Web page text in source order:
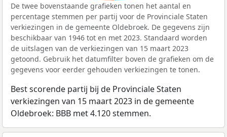
De twee bovenstaande grafieken tonen het aantal en
percentage stemmen per partij voor de Provinciale Staten
verkiezingen in de gemeente Oldebroek. De gegevens zijn
beschikbaar van 1946 tot en met 2023. Standaard worden
de uitslagen van de verkiezingen van 15 maart 2023
getoond. Gebruik het datumfilter boven de grafieken om de
gegevens voor eerder gehouden verkiezingen te tonen.
Best scorende partij bij de Provinciale Staten
verkiezingen van 15 maart 2023 in de gemeente
Oldebroek: BBB met 4.120 stemmen.